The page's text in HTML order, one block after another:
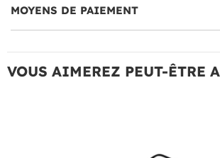
MOYENS DE PAIEMENT
VOUS AIMEREZ PEUT-ÊTRE